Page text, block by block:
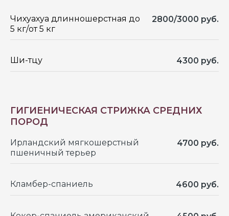
Чихуахуа длинношерстная до
5 кг/от 5 кг
2800/3000 руб.
Ши-тцу 4300 руб.
ГИГИЕНИЧЕСКАЯ СТРИЖКА СРЕДНИХ
ПОРОД
Ирландский мягкошерстный
пшеничный терьер
4700 руб.
Кламбер-спаниель 4600 руб.